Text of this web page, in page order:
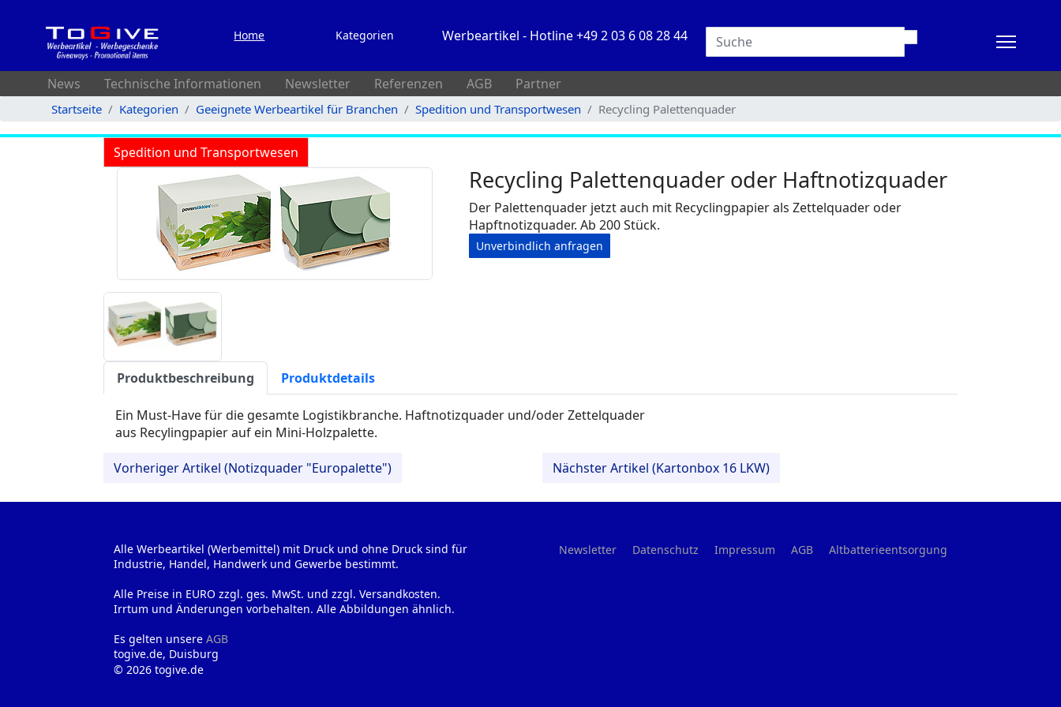
Home Kategorien Werbeartikel - Hotline +49 2 03 6 08 28 44
News Technische Informationen Newsletter Referenzen AGB Partner
Startseite Kategorien Geeignete Werbeartikel für Branchen Spedition und Transportwesen Recycling Palettenquader
Spedition und Transportwesen
Recycling Palettenquader oder Haftnotizquader
Der Palettenquader jetzt auch mit Recyclingpapier als Zettelquader oder
Hapftnotizquader. Ab 200 Stück.
Unverbindlich anfragen
Produktbeschreibung Produktdetails
Ein Must-Have für die gesamte Logistikbranche. Haftnotizquader und/oder Zettelquader
aus Recylingpapier auf ein Mini-Holzpalette.
Vorheriger Artikel (Notizquader "Europalette") Nächster Artikel (Kartonbox 16 LKW)
Alle Werbeartikel (Werbemittel) mit Druck und ohne Druck sind für
Industrie, Handel, Handwerk und Gewerbe bestimmt.
Alle Preise in EURO zzgl. ges. MwSt. und zzgl. Versandkosten.
Irrtum und Änderungen vorbehalten. Alle Abbildungen ähnlich.
Es gelten unsere AGB
togive.de, Duisburg
© 2026 togive.de
Newsletter Datenschutz Impressum AGB Altbatterieentsorgung